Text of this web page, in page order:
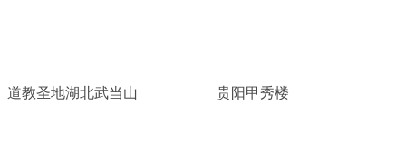
道教圣地湖北武当山 贵阳甲秀楼